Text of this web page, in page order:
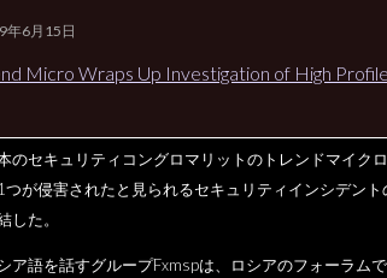
年6月15日
Micro Wraps Up Investigation of High
のセキュリティコングロマリットのトレンドマイク
つが侵害されたと見られるセキュリティインシデン
した。
ア語を話すグループFxmspは、ロシアのフォーラム